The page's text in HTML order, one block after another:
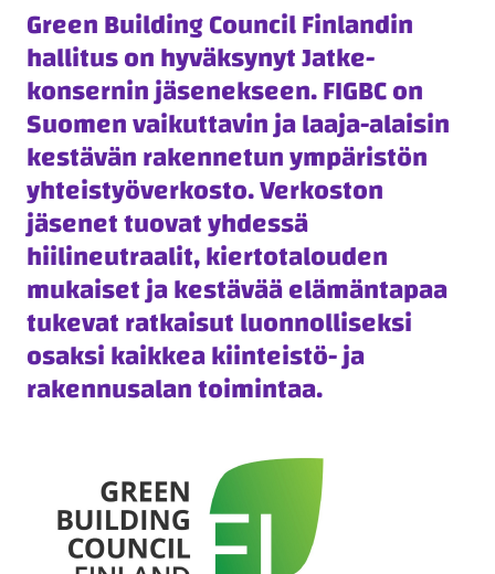
Green Building Council Finlandin
hallitus on hyväksynyt Jatke-
konsernin jäsenekseen. FIGBC on
Suomen vaikuttavin ja laaja-alaisin
kestävän rakennetun ympäristön
yhteistyöverkosto. Verkoston
jäsenet tuovat yhdessä
hiilineutraalit, kiertotalouden
mukaiset ja kestävää elämäntapaa
tukevat ratkaisut luonnolliseksi
osaksi kaikkea kiinteistö- ja
rakennusalan toimintaa.